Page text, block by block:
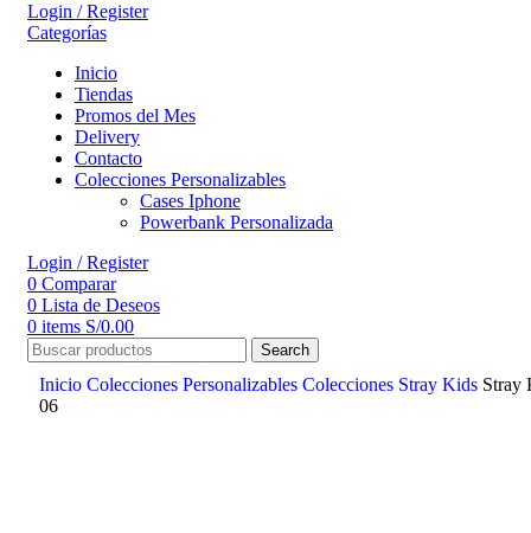
Login / Register
Categorías
Inicio
Tiendas
Promos del Mes
Delivery
Contacto
Colecciones Personalizables
Cases Iphone
Powerbank Personalizada
Login / Register
0 Comparar
0 Lista de Deseos
0 items S/0.00
Search
Inicio Colecciones Personalizables Colecciones Stray Kids Stray
06